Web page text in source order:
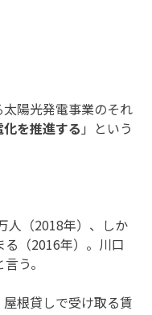
陽光発電事業のそれ
を推進する 」という
人（2018年）、しか
る（2016年）。川口
う。
根貸しで受け取る賃